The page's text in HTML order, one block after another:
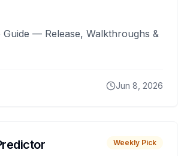
Guide — Release, Walkthroughs &
Jun 8, 2026
Weekly Pick